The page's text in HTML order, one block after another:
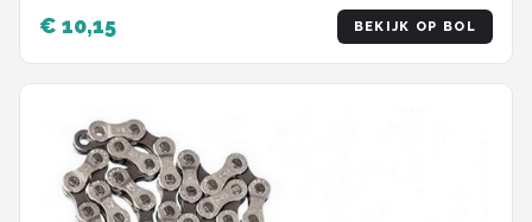
€ 10,15 BEKIJK OP BOL